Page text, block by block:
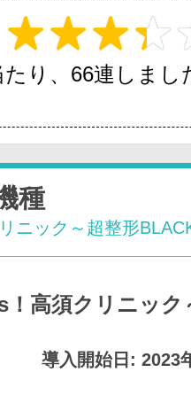
り、66連しまし
種
ニック～超整形
！高須クリニック
導入開始日: 2023